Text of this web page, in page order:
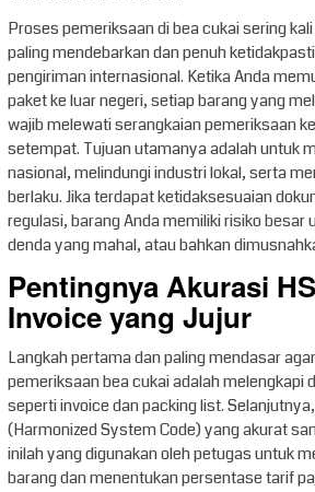
Proses pemeriksaan di bea cukai sering
paling mendebarkan dan penuh
pengiriman internasional. Ketika Anda
paket ke luar negeri, setiap barang yang
wajib melewati serangkaian pemeriksaan
setempat. Tujuan utamanya adalah untuk
nasional, melindungi industri lokal, serta
berlaku. Jika terdapat ketidaksesuaian
regulasi, barang Anda memiliki risiko besar
denda yang mahal, atau bahkan
Pentingnya Akurasi
Invoice yang Jujur
Langkah pertama dan paling mendasar
pemeriksaan bea cukai adalah melengkapi
seperti invoice dan packing list.
(Harmonized System Code) yang akurat
inilah yang digunakan oleh petugas untuk
barang dan menentukan persentase tarif